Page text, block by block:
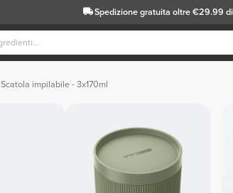
Spedizione gratuita oltre €29.99
Scatola impilabile - 3x170ml